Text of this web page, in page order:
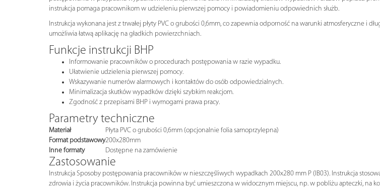
instrukcja pomaga pracownikom w udzieleniu pierwszej pomocy i powiadomieniu odpowiednich służb.
Instrukcja wykonana jest z trwałej płyty PVC o grubości 0,6mm, co zapewnia odporność na warunki atmosferyczne i
umożliwia łatwą aplikację na gładkich powierzchniach.
Funkcje instrukcji BHP
Informowanie pracowników o procedurach postępowania w razie wypadku.
Ułatwienie udzielenia pierwszej pomocy.
Wskazywanie numerów alarmowych i kontaktów do osób odpowiedzialnych.
Minimalizacja skutków wypadków dzięki szybkim reakcjom.
Zgodność z przepisami BHP i wymogami prawa pracy.
Parametry techniczne
Materiał
Płyta PVC o grubości 0,6mm (opcjonalnie folia samoprzylepna)
Format podstawowy200x280mm
Inne formaty
Dostępne na zamówienie
Zastosowanie
Instrukcja Sposoby postępowania pracowników w nieszczęśliwych wypadkach 200x280 mm P (IB03). Instrukcja
zdrowia i życia pracowników. Instrukcja powinna być umieszczona w widocznym miejscu, np. w pobliżu apteczki, na